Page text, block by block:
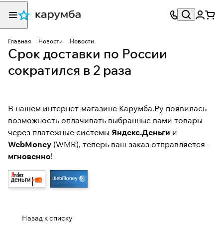
Главная Новости Новости
Срок доставки по России
сократился в 2 раза
В нашем интернет-магазине Карумба.Ру появилась
возможность оплачивать выбранные вами товары
через платежные системы Яндекс.Деньги и
WebMoney (WMR), теперь ваш заказ отправляется -
мгновенно!
Назад к списку